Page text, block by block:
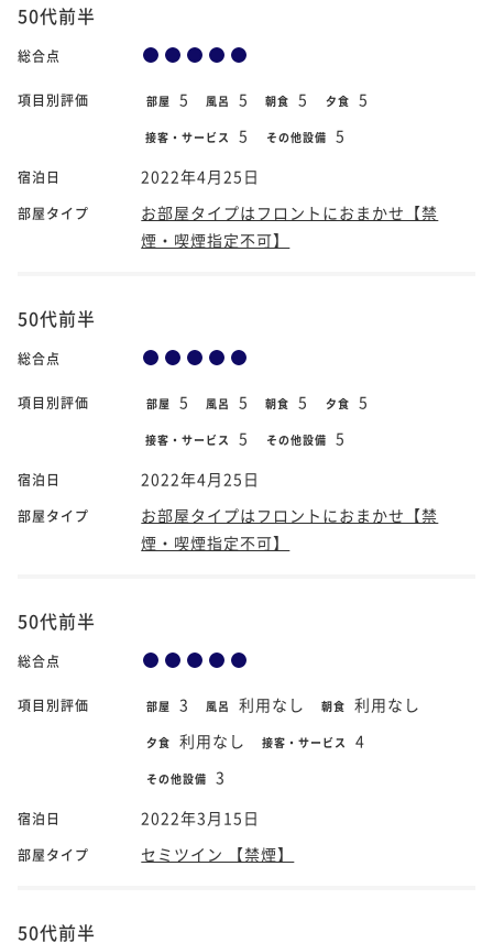
50代前半
総合点
項目別評価 部屋 5 風呂 5 朝食 5 夕食 5
接客・サービス 5 その他設備 5
宿泊日 2022年4月25日
部屋タイプ
お部屋タイプはフロントにおまかせ【禁
煙・喫煙指定不可】
50代前半
総合点
項目別評価 部屋 5 風呂 5 朝食 5 夕食 5
接客・サービス 5 その他設備 5
宿泊日 2022年4月25日
部屋タイプ
お部屋タイプはフロントにおまかせ【禁
煙・喫煙指定不可】
50代前半
総合点
項目別評価 部屋 3 風呂 利用なし 朝食 利用なし
夕食 利用なし 接客・サービス 4
その他設備 3
宿泊日 2022年3月15日
部屋タイプ セミツイン 【禁煙】
50代前半